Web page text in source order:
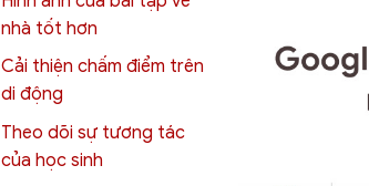
nhà tốt hơn
Cải thiện chấm điểm trên
di động
Theo dõi sự tương tác
của học sinh